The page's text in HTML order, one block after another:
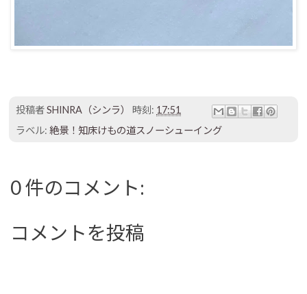
投稿者SHINRA（シンラ） 時刻: 17:51
ラベル: 絶景！知床けもの道スノーシューイング
0 件のコメント:
コメントを投稿